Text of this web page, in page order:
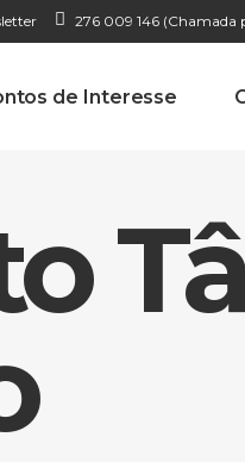
276 009 146 (Chamada
de Interesse